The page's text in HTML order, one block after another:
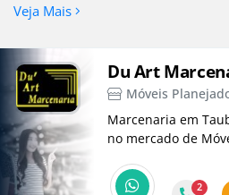
Veja Mais
Du Art
Móveis
Marcenaria em
no mercado de
2